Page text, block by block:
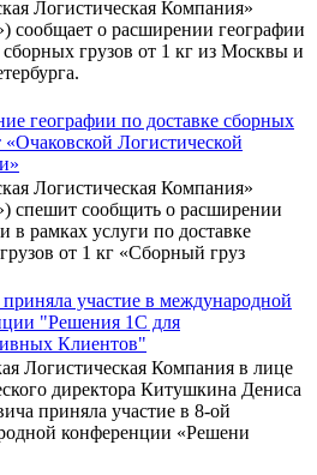
Логистическая Компания»
сообщает о расширении географии
сборных грузов от 1 кг из Москвы и
географии по доставке сборных
«Очаковской Логистической
Логистическая Компания»
спешит сообщить о расширении
в рамках услуги по доставке
от 1 кг «Сборный груз
участие в международной
"Решения 1С для
Клиентов"
Логистическая Компания в лице
директора Китушкина Дениса
приняла участие в 8-ой
конференции «Решени